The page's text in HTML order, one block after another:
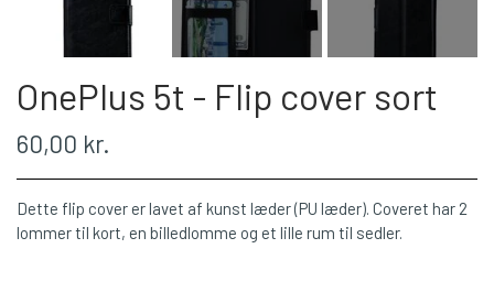
OnePlus 5t - Flip cover sort
60,00 kr.
Dette flip cover er lavet af kunst læder (PU læder). Coveret har 2
lommer til kort, en billedlomme og et lille rum til sedler.